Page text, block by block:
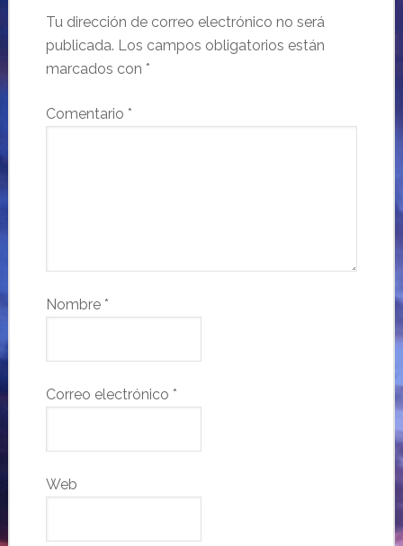
Tu dirección de correo electrónico no será
publicada. Los campos obligatorios están
marcados con *
Comentario *
Nombre *
Correo electrónico *
Web